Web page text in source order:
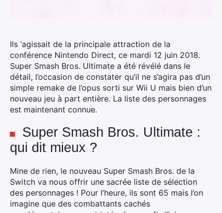
Ils ‘agissait de la principale attraction de la
conférence Nintendo Direct, ce mardi 12 juin 2018.
Super Smash Bros. Ultimate a été révélé dans le
détail, l’occasion de constater qu’il ne s’agira pas d’un
simple remake de l’opus sorti sur Wii U mais bien d’un
nouveau jeu à part entière. La liste des personnages
est maintenant connue.
Super Smash Bros. Ultimate :
qui dit mieux ?
Mine de rien, le nouveau Super Smash Bros. de la
Switch va nous offrir une sacrée liste de sélection
des personnages ! Pour l’heure, ils sont 65 mais l’on
imagine que des combattants cachés